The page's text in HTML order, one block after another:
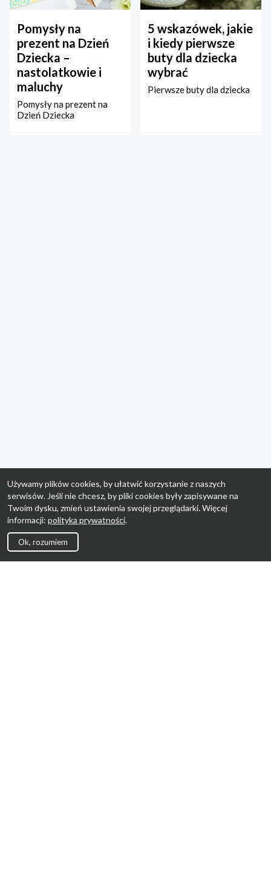
Pomysły na
prezent na Dzień
Dziecka –
nastolatkowie i
maluchy
Pomysły na prezent na
Dzień Dziecka
5 wskazówek, jakie
i kiedy pierwsze
buty dla dziecka
wybrać
Pierwsze buty dla dziecka
Używamy plików cookies, by ułatwić korzystanie z naszych
serwisów. Jeśli nie chcesz, by pliki cookies były zapisywane na
Twoim dysku, zmień ustawienia swojej przeglądarki. Więcej
informacji: polityka prywatności.
Ok, rozumiem